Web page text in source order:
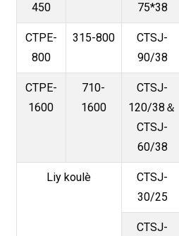
450
75*38
CTPE-
800
315-800
CTSJ-
90/38
CTPE-
1600
710-
1600
CTSJ-
120/38＆
CTSJ-
60/38
Liy koulè
CTSJ-
30/25
CTSJ-